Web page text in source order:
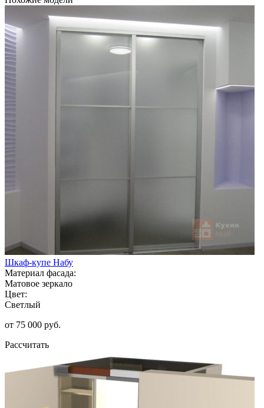
Шкаф-купе Набу
Материал фасада:
Матовое зеркало
Цвет:
Светлый
от 75 000 руб.
Рассчитать